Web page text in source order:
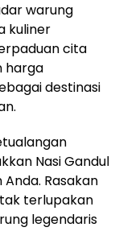
warung
kuliner
cita
harga
destinasi
Nasi Gandul
Rasakan
terlupakan
legendaris